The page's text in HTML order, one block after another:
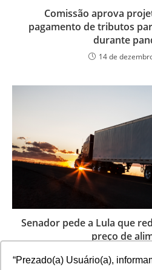
“Prezado(a) Usuário(a),
Comissão aprova
pagamento de tributos
durante
14 de
Senador pede a Lula que
preço de